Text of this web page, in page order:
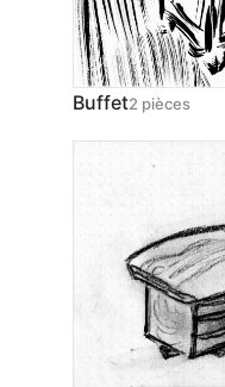
Buffet2 pièces